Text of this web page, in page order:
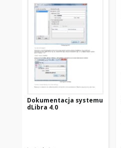
Dokumentacja systemu
dLibra 4.0